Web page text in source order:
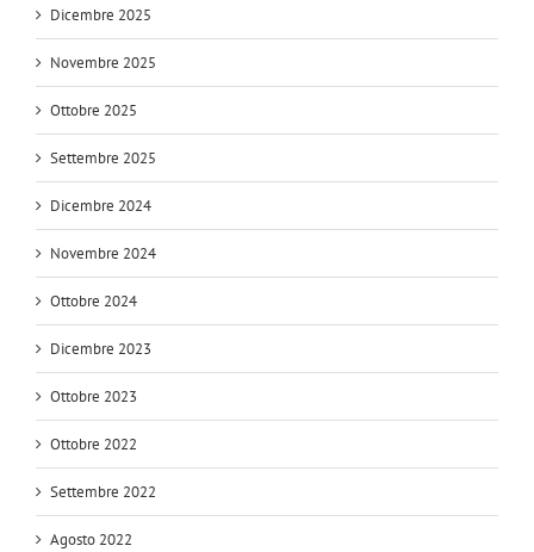
Dicembre 2025
Novembre 2025
Ottobre 2025
Settembre 2025
Dicembre 2024
Novembre 2024
Ottobre 2024
Dicembre 2023
Ottobre 2023
Ottobre 2022
Settembre 2022
Agosto 2022